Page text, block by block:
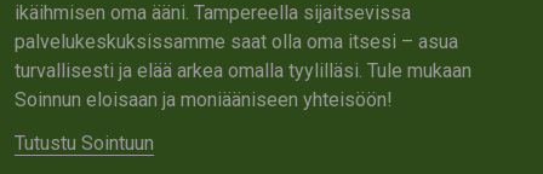
ikäihmisen oma ääni. Tampereella sijaitsevissa
palvelukeskuksissamme saat olla oma itsesi – asua
turvallisesti ja elää arkea omalla tyylilläsi. Tule mukaan
Soinnun eloisaan ja moniääniseen yhteisöön!
Tutustu Sointuun